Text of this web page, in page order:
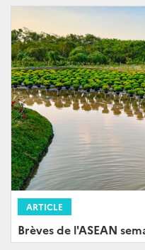
ARTICLE
Brèves de l'ASEAN